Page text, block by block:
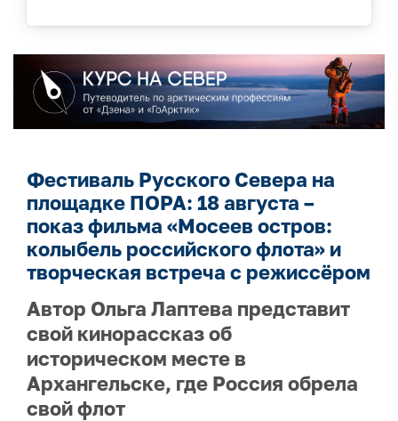
Фестиваль Русского Севера на
площадке ПОРА: 18 августа –
показ фильма «Мосеев остров:
колыбель российского флота» и
творческая встреча с режиссёром
Автор Ольга Лаптева представит
свой кинорассказ об
историческом месте в
Архангельске, где Россия обрела
свой флот